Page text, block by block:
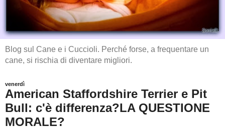
Blog sul Cane e i Cuccioli. Perché forse, a frequentare un
cane, si rischia di diventare migliori.
venerdì
American Staffordshire Terrier e Pit
Bull: c'è differenza?LA QUESTIONE
MORALE?